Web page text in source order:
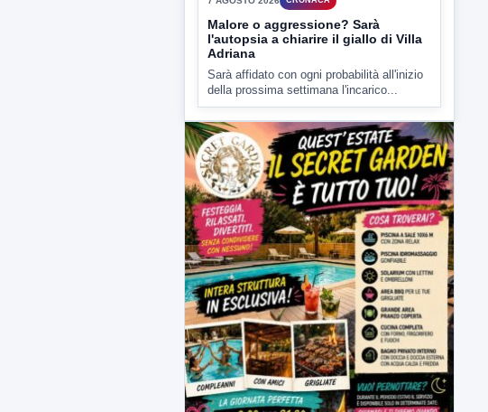
Malore o aggressione? Sarà
l'autopsia a chiarire il giallo di Villa
Adriana
Sarà affidato con ogni probabilità all'inizio
della prossima settimana l'incarico...